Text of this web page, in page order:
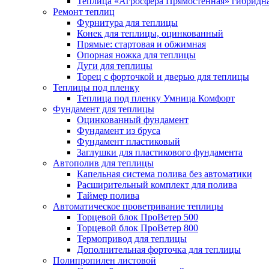
Ремонт теплиц
Фурнитура для теплицы
Конек для теплицы, оцинкованный
Прямые: стартовая и обжимная
Опорная ножка для теплицы
Дуги для теплицы
Торец с форточкой и дверью для теплицы
Теплицы под пленку
Теплица под пленку Умница Комфорт
Фундамент для теплицы
Оцинкованный фундамент
Фундамент из бруса
Фундамент пластиковый
Заглушки для пластикового фундамента
Автополив для теплицы
Капельная система полива без автоматики
Расширительный комплект для полива
Таймер полива
Автоматическое проветривание теплицы
Торцевой блок ПроВетер 500
Торцевой блок ПроВетер 800
Термопривод для теплицы
Дополнительная форточка для теплицы
Полипропилен листовой